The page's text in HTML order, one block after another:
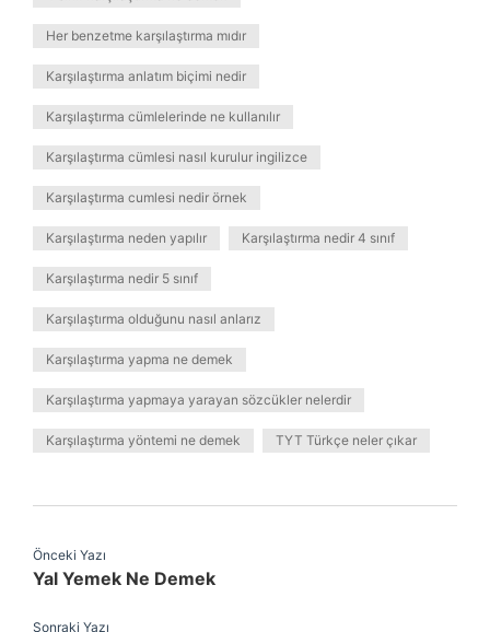
Her benzetme karşılaştırma mıdır
Karşılaştırma anlatım biçimi nedir
Karşılaştırma cümlelerinde ne kullanılır
Karşılaştırma cümlesi nasıl kurulur ingilizce
Karşılaştırma cumlesi nedir örnek
Karşılaştırma neden yapılır Karşılaştırma nedir 4 sınıf
Karşılaştırma nedir 5 sınıf
Karşılaştırma olduğunu nasıl anlarız
Karşılaştırma yapma ne demek
Karşılaştırma yapmaya yarayan sözcükler nelerdir
Karşılaştırma yöntemi ne demek TYT Türkçe neler çıkar
Önceki Yazı
Yal Yemek Ne Demek
Sonraki Yazı